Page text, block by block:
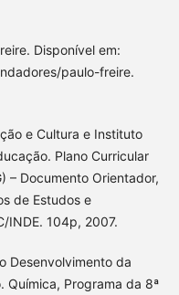
Disponível em:
paulo-freire.
e Cultura e Instituto
Plano Curricular
– Documento Orientador,
de Estudos e
INDE. 104p, 2007.
Desenvolvimento da
Química, Programa da 8ª